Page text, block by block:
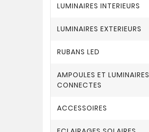
LUMINAIRES INTERIEURS
LUMINAIRES EXTERIEURS
RUBANS LED
AMPOULES ET LUMINAIRES
CONNECTES
ACCESSOIRES